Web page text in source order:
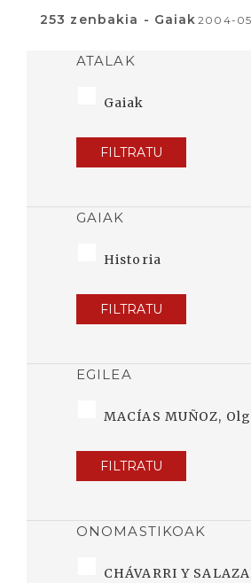
253 zenbakia - Gaiak 2004-
ATALAK
Gaiak
FILTRATU
GAIAK
Historia
FILTRATU
EGILEA
MACÍAS MUÑOZ,
FILTRATU
ONOMASTIKOAK
CHÁVARRI Y